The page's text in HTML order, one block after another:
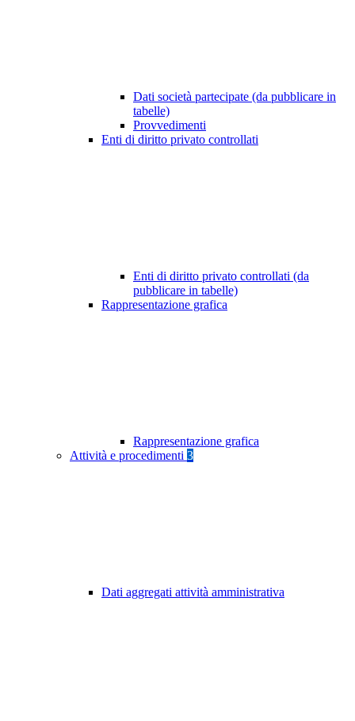
Dati società partecipate (da pubblicare in
tabelle)
Provvedimenti
Enti di diritto privato controllati
Enti di diritto privato controllati (da
pubblicare in tabelle)
Rappresentazione grafica
Rappresentazione grafica
Attività e procedimenti 3
Dati aggregati attività amministrativa